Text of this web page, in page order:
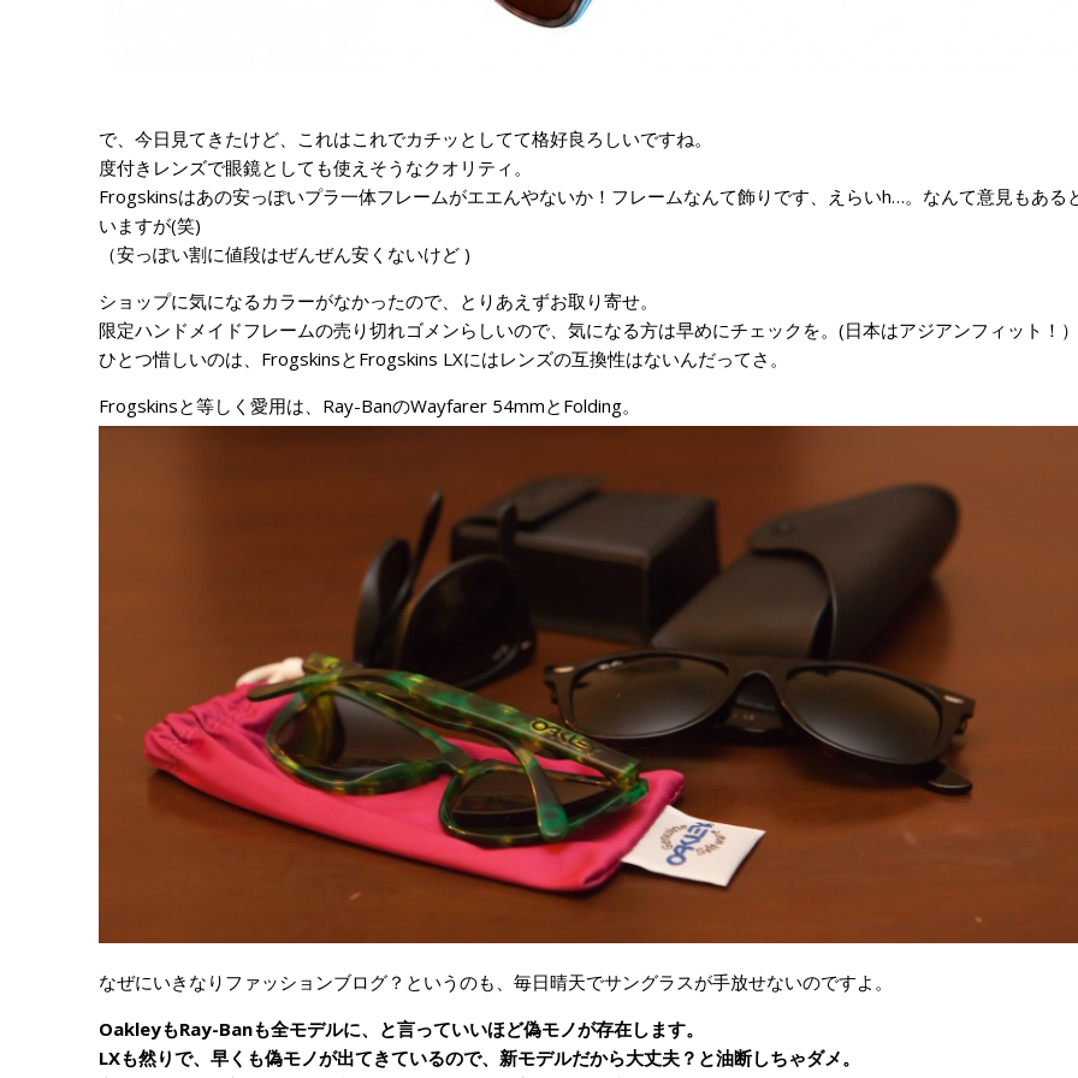
で、今日見てきたけど、これはこれでカチッとしてて格好良ろしいですね。
度付きレンズで眼鏡としても使えそうなクオリティ。
Frogskinsはあの安っぽいプラ一体フレームがエエんやないか！フレームなんて飾りです、えらいh…。なんて意見もある
いますが(笑)
（安っぽい割に値段はぜんぜん安くないけど )
ショップに気になるカラーがなかったので、とりあえずお取り寄せ。
限定ハンドメイドフレームの売り切れゴメンらしいので、気になる方は早めにチェックを。(日本はアジアンフィット！）
ひとつ惜しいのは、FrogskinsとFrogskins LXにはレンズの互換性はないんだってさ。
Frogskinsと等しく愛用は、Ray-BanのWayfarer 54mmとFolding。
なぜにいきなりファッションブログ？というのも、毎日晴天でサングラスが手放せないのですよ。
OakleyもRay-Banも全モデルに、と言っていいほど偽モノが存在します。
LXも然りで、早くも偽モノが出てきているので、新モデルだから大丈夫？と油断しちゃダメ。